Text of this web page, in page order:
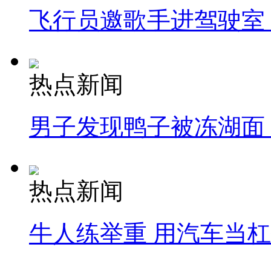
飞行员邀歌手进驾驶
热点新闻
男子发现鸭子被冻湖
热点新闻
牛人练举重 用汽车当